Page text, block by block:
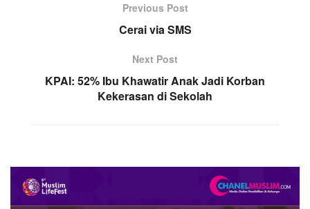
Previous Post
Cerai via SMS
Next Post
KPAI: 52% Ibu Khawatir Anak Jadi Korban
Kekerasan di Sekolah